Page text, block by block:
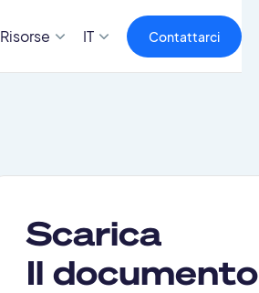
Risorse IT Contattarci
Scarica
Il documento